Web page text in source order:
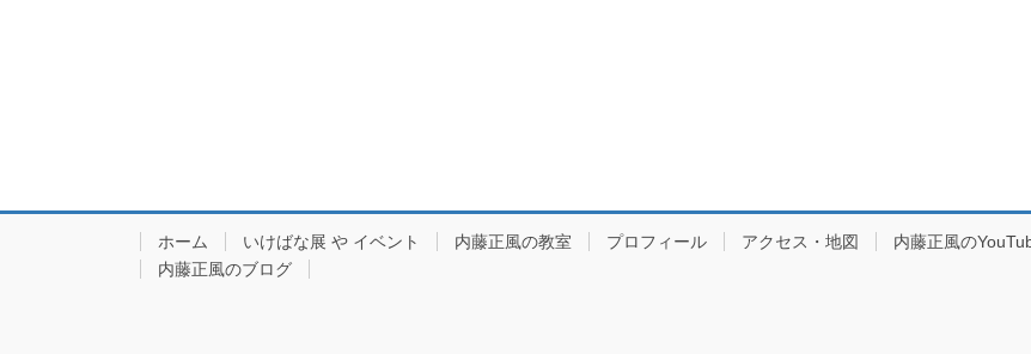
ホーム いけばな展 や イベント 内藤正風の教室 プロフィール アクセス・地図 内藤正風の
内藤正風のブログ